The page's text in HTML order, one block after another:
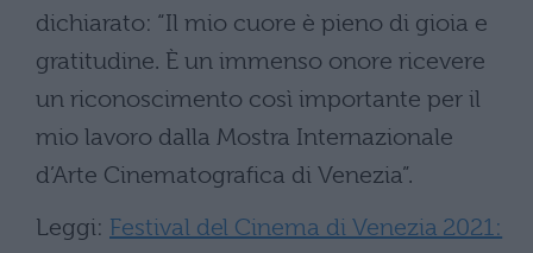
dichiarato: “Il mio cuore è pieno di gioia e
gratitudine. È un immenso onore ricevere
un riconoscimento così importante per il
mio lavoro dalla Mostra Internazionale
d’Arte Cinematografica di Venezia”.
Leggi: Festival del Cinema di Venezia 2021: